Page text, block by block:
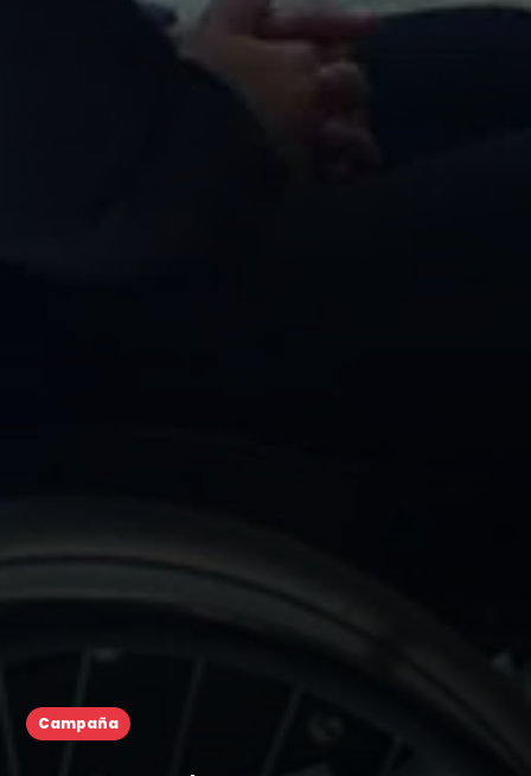
Campaña